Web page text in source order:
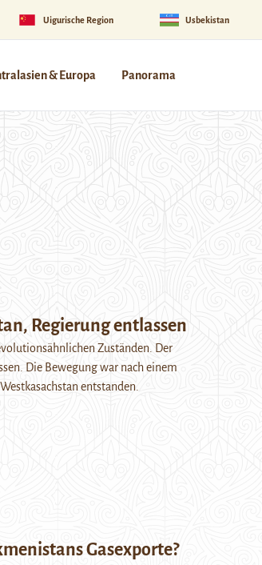
Uigurische Region Usbekistan
& Europa Panorama
Regierung entlassen
Zuständen. Der
Die Bewegung war nach einem
entstanden.
Gasexporte?